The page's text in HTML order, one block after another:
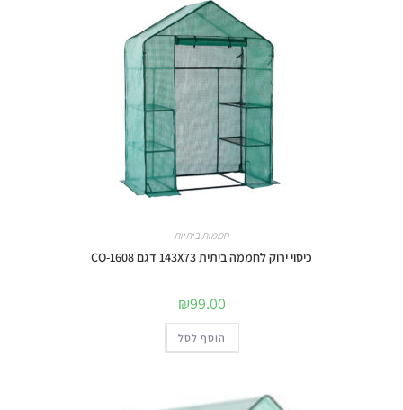
חממות ביתיות
כיסוי ירוק לחממה ביתית 143X73 דגם 1608-CO
₪99.00
הוסף לסל